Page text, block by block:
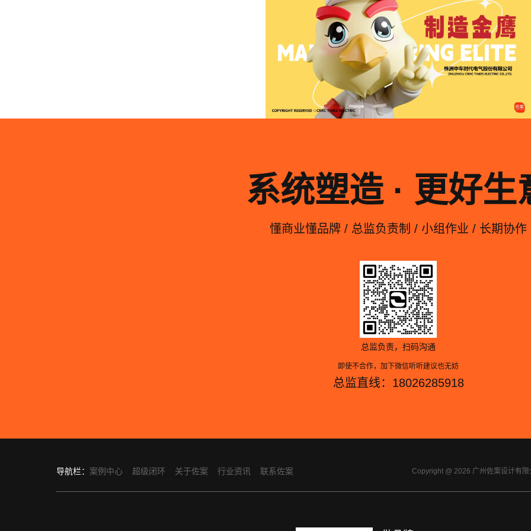
系统塑造 · 更好生
懂商业懂品牌 / 总监负责制 / 小组作业 / 长期协作
总监负责，扫码沟通
即使不合作，加下微信听听建议也无妨
总监直线：18026285918
导航栏： 案例中心 超级闭环 关于佐案 行业资讯 联系佐案 Copyright @ 2026 广州佐案设计有